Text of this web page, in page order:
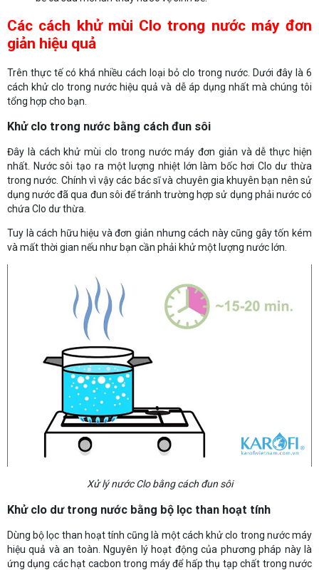
Các cách khử mùi Clo trong nước máy đơn
giản hiệu quả
Trên thực tế có khá nhiều cách loại bỏ clo trong nước. Dưới đây là 6
cách khử clo trong nước hiệu quả và dễ áp dụng nhất mà chúng tôi
tổng hợp cho bạn.
Khử clo trong nước bằng cách đun sôi
Đây là cách khử mùi clo trong nước máy đơn giản và dễ thực hiện
nhất. Nước sôi tạo ra một lượng nhiệt lớn làm bốc hơi Clo dư thừa
trong nước. Chính vì vậy các bác sĩ và chuyên gia khuyên bạn nên sử
dụng nước đã qua đun sôi để tránh trường hợp sử dụng phải nước có
chứa Clo dư thừa.
Tuy là cách hữu hiệu và đơn giản nhưng cách này cũng gây tốn kém
và mất thời gian nếu như bạn cần phải khử một lượng nước lớn.
Xử lý nước Clo bằng cách đun sôi
Khử clo dư trong nước bằng bộ lọc than hoạt tính
Dùng bộ lọc than hoạt tính cũng là một cách khử clo trong nước máy
hiệu quả và an toàn. Nguyên lý hoạt động của phương pháp này là
ứng dụng các hạt cacbon trong máy để hấp thụ tạp chất trong nước